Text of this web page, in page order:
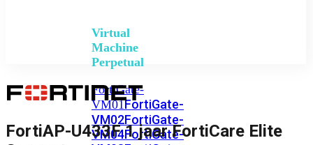
Virtual
Machine
Perpetual
FortiGate-
VM01FortiGate-
VM02FortiGate-
VM04FortiGate-
FortiAP-U433F 1 jaar FortiCare Elite